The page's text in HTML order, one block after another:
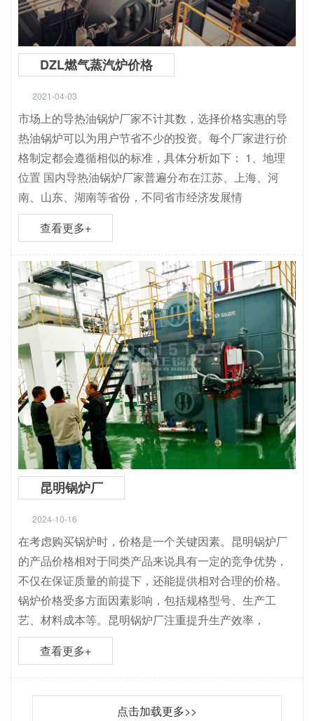
DZL燃气蒸汽炉价格
2021-04-03
市场上的导热油锅炉厂家不计其数，选择价格实惠的导
热油锅炉可以为用户节省不少的投资。每个厂家进行价
格制定都会遵循相似的标准，具体分析如下： 1、地理
位置 国内导热油锅炉厂家普遍分布在江苏、上海、河
南、山东、湖南等省份，不同省市经济发展情
查看更多+
昆明锅炉厂
2024-10-16
在考虑购买锅炉时，价格是一个关键因素。昆明锅炉厂
的产品价格相对于同类产品来说具有一定的竞争优势，
不仅在保证质量的前提下，还能提供相对合理的价格。
锅炉价格受多方面因素影响，包括规格型号、生产工
艺、材料成本等。昆明锅炉厂注重提升生产效率，
查看更多+
点击加载更多>>